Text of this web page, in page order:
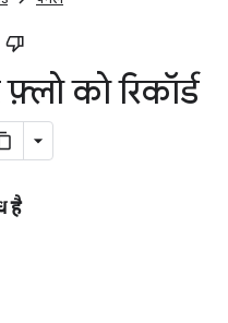
को रिकॉर्ड
है